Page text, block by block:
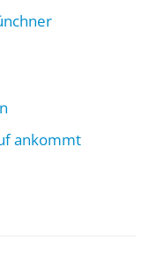
ankommt